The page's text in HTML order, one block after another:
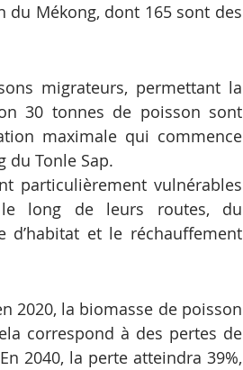
du Mékong, dont 165 sont des
migrateurs, permettant la
30 tonnes de poisson sont
maximale qui commence
du Tonle Sap.
particulièrement vulnérables
le long de leurs routes, du
et le réchauffement
2020, la biomasse de poisson
correspond à des pertes de
2040, la perte atteindra 39%,